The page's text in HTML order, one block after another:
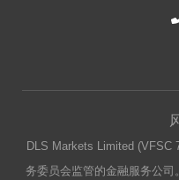
DLS Markets Limited (VFSC
务委员会监管的金融服务公司